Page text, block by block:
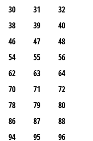
30 31
32
38 39
40
46 47
48
54 55
56
62 63
64
70 71
72
78 79
80
86 87
88
94 95 96